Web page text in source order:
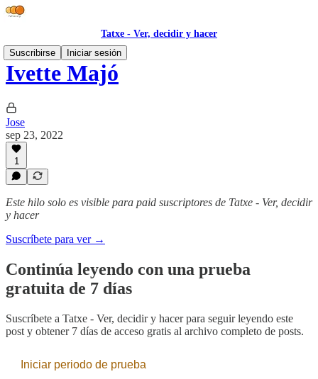
Tatxe - Ver, decidir y hacer
Suscribirse
Iniciar sesión
Ivette Majó
Jose
sep 23, 2022
1
Este hilo solo es visible para paid suscriptores de Tatxe - Ver, decidir
y hacer
Suscríbete para ver →
Continúa leyendo con una prueba
gratuita de 7 días
Suscríbete a Tatxe - Ver, decidir y hacerpara seguir leyendo este
post y obtener 7 días de acceso gratis al archivo completo de posts.
Iniciar periodo de prueba